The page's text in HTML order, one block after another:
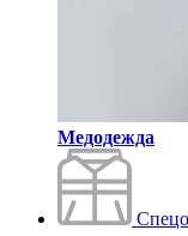
Медодежда